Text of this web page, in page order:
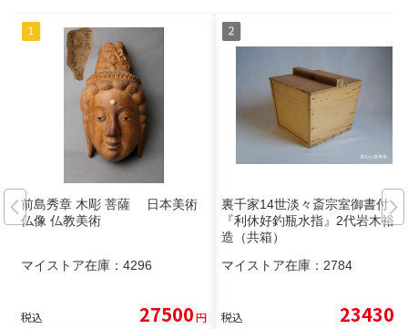
前島秀章 木彫 菩薩 日本美術
仏像 仏教美術
マイストア在庫： 4296
税込 27500円
裏千家14世淡々斎宗室御書付
『利休好釣瓶水指』2代岩木裕軒
造（共箱）
マイストア在庫： 2784
税込 23430